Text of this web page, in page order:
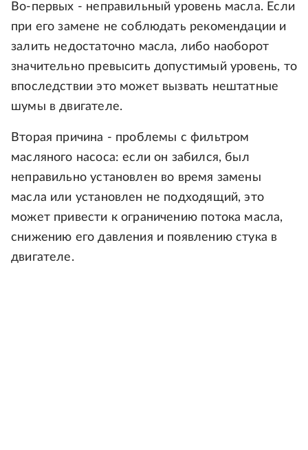
Во-первых - неправильный уровень масла. Если
при его замене не соблюдать рекомендации и
залить недостаточно масла, либо наоборот
значительно превысить допустимый уровень, то
впоследствии это может вызвать нештатные
шумы в двигателе.
Вторая причина - проблемы с фильтром
масляного насоса: если он забился, был
неправильно установлен во время замены
масла или установлен не подходящий, это
может привести к ограничению потока масла,
снижению его давления и появлению стука в
двигателе.